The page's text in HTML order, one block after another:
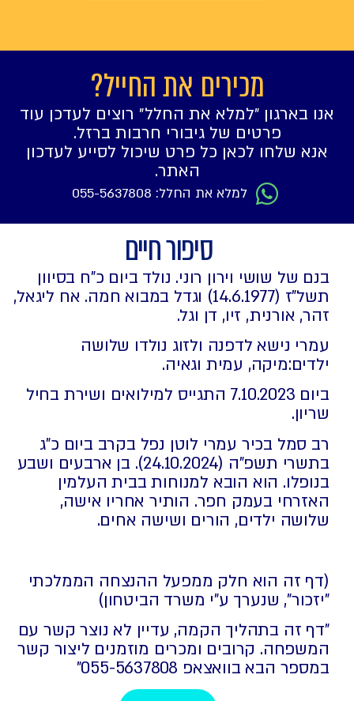
מכירים את החייל?
אנו בארגון ״למלא את החלל״ רוצים לעדכן עוד
פרטים של גיבורי חרבות ברזל.
אנא שלחו לכאן כל פרט שיכול לסייע לעדכון
האתר.
למלא את החלל: 055-5637808
סיפור חיים
בנם של שושי וירון רוני. נולד ביום כ"ח בסיוון
תשל"ז (14.6.1977) וגדל במבוא חמה. אח ליגאל,
זהר, אורנית, זיו, דן וגל.
עמרי נישא לדפנה ולזוג נולדו שלושה
ילדים:מיקה, עמית וגאיה.
ביום 7.10.2023 התגייס למילואים ושירת בחיל
שריון.
רב סמל בכיר עמרי לוטן נפל בקרב ביום כ"ג
בתשרי תשפ"ה (24.10.2024). בן ארבעים ושבע
בנופלו. הוא הובא למנוחות בבית העלמין
האזרחי בעמק חפר. הותיר אחריו אישה,
שלושה ילדים, הורים ושישה אחים.
(דף זה הוא חלק ממפעל ההנצחה הממלכתי
"יזכור", שנערך ע"י משרד הביטחון)
"דף זה בתהליך הקמה, עדיין לא נוצר קשר עם
המשפחה. קרובים ומכרים מוזמנים ליצור קשר
במספר הבא בוואצאפ 055-5637808⁩"